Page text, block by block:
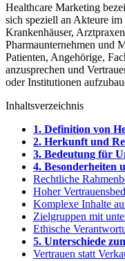
Healthcare Marketing
sich speziell an Akteure
Krankenhäuser,
Pharmaunternehmen und
Patienten, Angehörige,
anzusprechen und
oder Institutionen
Inhaltsverzeichnis
1. Definition von
2. Herkunft und
3. Bedeutung für
4. Besonderheiten
Rechtliche
Hoher
Komplexe Inhalte
Zielgruppen mit
Ethische
5. Unterschiede
Vertrauen statt